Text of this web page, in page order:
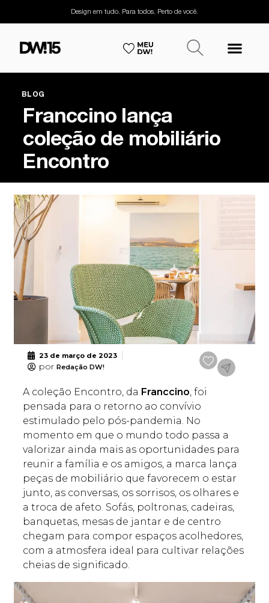
Design em tudo. Para todos. Perto de você.
BLOG
Franccino lança
coleção de mobiliário
Encontro
23 de março de 2023
por Redação DW!
A coleção Encontro, da Franccino, foi
pensada para o retorno ao convívio
estimulado pelo pós-pandemia. No
momento em que o mundo todo passa a
valorizar ainda mais as oportunidades para
reunir a família e os amigos, a marca lança
peças de mobiliário que favorecem o estar
junto, as conversas, os sorrisos, os olhares e
a troca de afeto. Sofás, poltronas, cadeiras,
banquetas, mesas de jantar e de centro
chegam para compor espaços acolhedores,
com a atmosfera ideal para cultivar relações
cheias de significado.